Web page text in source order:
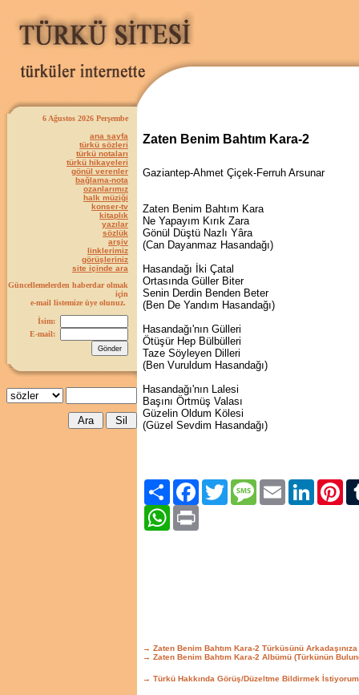
6 Ağustos 2026 Perşembe
ana sayfa
türkü sözleri
türkü notaları
türkü hikayeleri
gönül verenler
bağlama-nota
ozanlarımız
halk müziği
konser-tv
kitaplık
yazılar
sözlük
arşiv
linklerimiz
görüşleriniz
site içinde ara
Güncellemelerden haberdar olmak
için
e-mail listemize üye olunuz.
İsim:
E-mail:
Zaten Benim Bahtım Kara-2
Gaziantep-Ahmet Çiçek-Ferruh Arsunar
Zaten Benim Bahtım Kara
Ne Yapayım Kırık Zara
Gönül Düştü Nazlı Yâra
(Can Dayanmaz Hasandağı)
Hasandağı İki Çatal
Ortasında Güller Biter
Senin Derdin Benden Beter
(Ben De Yandım Hasandağı)
Hasandağı'nın Gülleri
Ötüşür Hep Bülbülleri
Taze Söyleyen Dilleri
(Ben Vuruldum Hasandağı)
Hasandağı'nın Lalesi
Başını Örtmüş Valası
Güzelin Oldum Kölesi
(Güzel Sevdim Hasandağı)
Paylaş FacebookTwitter Message Email LinkedIn
WhatsApp
→ Zaten Benim Bahtım Kara-2 Türküsünü
→ Zaten Benim Bahtım Kara-2 Albümü (Türkünün
→ Türkü Hakkında Görüş/Düzeltme Bildirmek İstiyorum